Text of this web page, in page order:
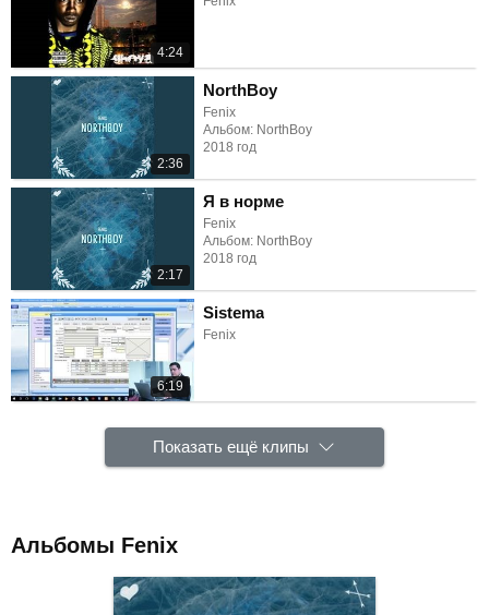
4:24
2:36
NorthBoy
Fenix
Альбом: NorthBoy
2018 год
2:17
Я в норме
Fenix
Альбом: NorthBoy
2018 год
6:19
Sistema
Fenix
Показать ещё клипы
Альбомы Fenix